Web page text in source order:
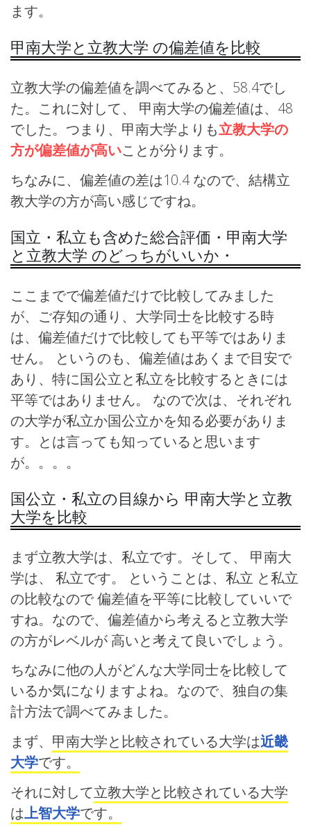
ます。
甲南大学と立教大学 の偏差値を比較
立教大学の偏差値を調べてみると、58.4でし
た。これに対して、 甲南大学の偏差値は、48
でした。つまり、甲南大学よりも立教大学の
方が偏差値が高いことが分ります。
ちなみに、偏差値の差は10.4 なので、結構立
教大学の方が高い感じですね。
国立・私立も含めた総合評価・甲南大学
と立教大学 のどっちがいいか・
ここまでで偏差値だけで比較してみました
が、ご存知の通り、大学同士を比較する時
は、偏差値だけで比較しても平等ではありま
せん。 というのも、偏差値はあくまで目安で
あり、特に国公立と私立を比較するときには
平等ではありません。 なので次は、それぞれ
の大学が私立か国公立かを知る必要がありま
す。とは言っても知っていると思います
が。。。。
国公立・私立の目線から 甲南大学と立教
大学を比較
まず立教大学は、私立です。そして、 甲南大
学は、 私立です。 ということは、私立 と私立
の比較なので 偏差値を平等に比較していいで
すね。なので、偏差値から考えると立教大学
の方がレベルが 高いと考えて良いでしょう。
ちなみに他の人がどんな大学同士を比較して
いるか気になりますよね。なので、独自の集
計方法で調べてみました。
まず、 甲南大学と比較されている大学は近畿
大学です。
それに対して立教大学と比較されている大学
は上智大学です。